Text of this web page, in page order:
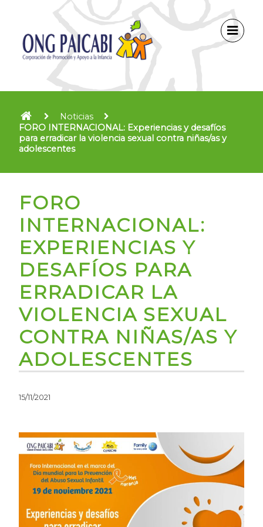
Noticias
FORO INTERNACIONAL: Experiencias y desafíos
para erradicar la violencia sexual contra niñas/as y
adolescentes
FORO
INTERNACIONAL:
EXPERIENCIAS Y
DESAFÍOS PARA
ERRADICAR LA
VIOLENCIA SEXUAL
CONTRA NIÑAS/AS Y
ADOLESCENTES
15/11/2021